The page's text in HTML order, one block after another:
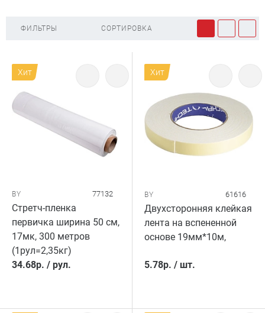
ФИЛЬТРЫ СОРТИРОВКА
Хит
BY 77132
Стретч-пленка
первичка ширина 50 см,
17мк, 300 метров
(1рул=2,35кг)
34.68р. / рул.
Хит
BY 61616
Двухсторонняя клейкая
лента на вспененной
основе 19мм*10м,
5.78р. / шт.